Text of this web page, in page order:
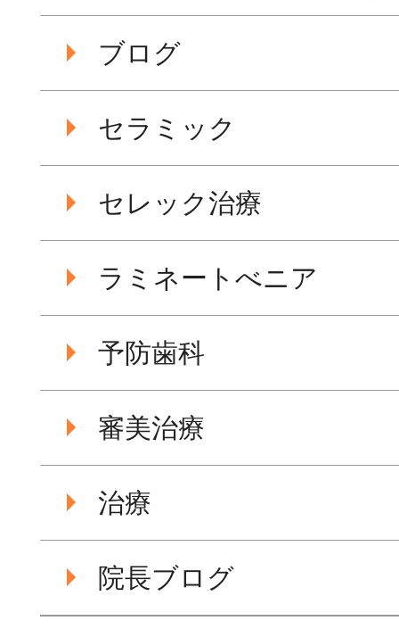
ブログ
セラミック
セレック治療
ラミネートべニア
予防歯科
審美治療
治療
院長ブログ